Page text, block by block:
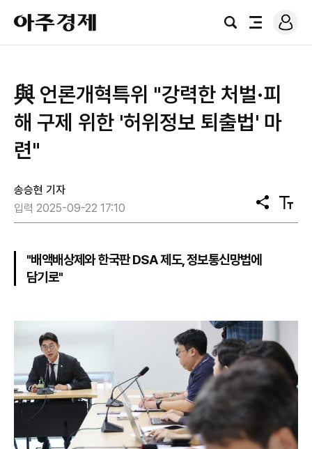
아
주
경
검
전
로
그
與 언론개혁특위 "강력한 처벌·피
해 구제 위한 '허위정보 퇴출법' 마
련"
송승현 기자
입력 2025-09-22 17:10
공
유
텍
스
"배액배상제와 한국판 DSA 제도, 정보통신망법에
담기로"